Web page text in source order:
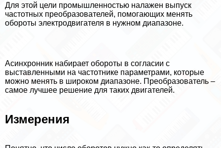
Для этой цели промышленностью налажен выпуск
частотных преобразователей, помогающих менять
обороты электродвигателя в нужном диапазоне.
Асинхронник набирает обороты в согласии с
выставленными на частотнике параметрами, которые
можно менять в широком диапазоне. Преобразователь –
самое лучшее решение для таких двигателей.
Измерения